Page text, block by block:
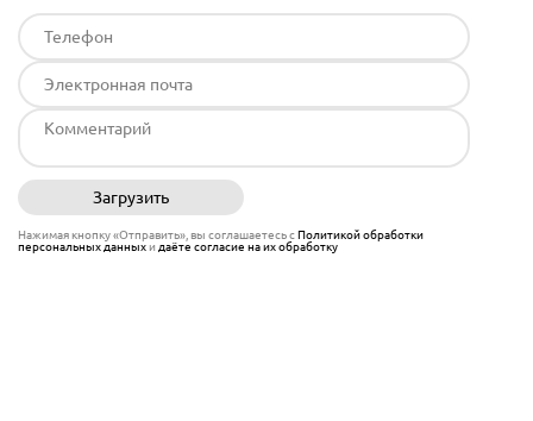
Загрузить
Нажимая кнопку «Отправить», вы соглашаетесь сПолитикой обработки
персональных данныхи даёте согласие на их обработку